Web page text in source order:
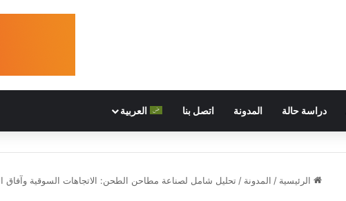
دراسة حالة المدونة اتصل بنا العربية
الرئيسية / المدونة / تحليل شامل لصناعة مطاحن الطحن: الاتجاهات السوقية وآفاق